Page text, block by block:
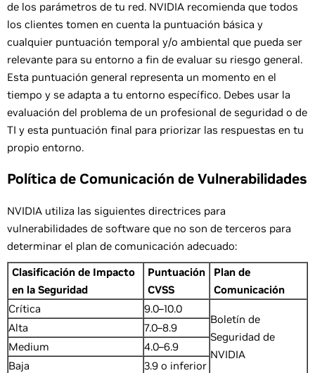
de los parámetros de tu red. NVIDIA recomienda que todos
los clientes tomen en cuenta la puntuación básica y
cualquier puntuación temporal y/o ambiental que pueda ser
relevante para su entorno a fin de evaluar su riesgo general.
Esta puntuación general representa un momento en el
tiempo y se adapta a tu entorno específico. Debes usar la
evaluación del problema de un profesional de seguridad o de
TI y esta puntuación final para priorizar las respuestas en tu
propio entorno.
Política de Comunicación de Vulnerabilidades
NVIDIA utiliza las siguientes directrices para
vulnerabilidades de software que no son de terceros para
determinar el plan de comunicación adecuado:
Clasificación de Impacto
en la Seguridad
Puntuación
CVSS
Plan de
Comunicación
Crítica
9.0–10.0
Boletín de
Seguridad de
NVIDIA
Alta
7.0–8.9
Medium
4.0–6.9
Baja
3.9 o inferior